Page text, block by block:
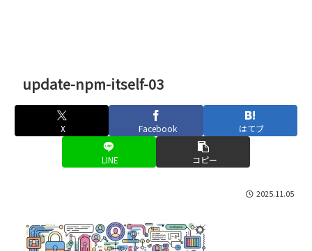
update-npm-itself-03
X Facebook はてブ
LINE コピー
2025.11.05